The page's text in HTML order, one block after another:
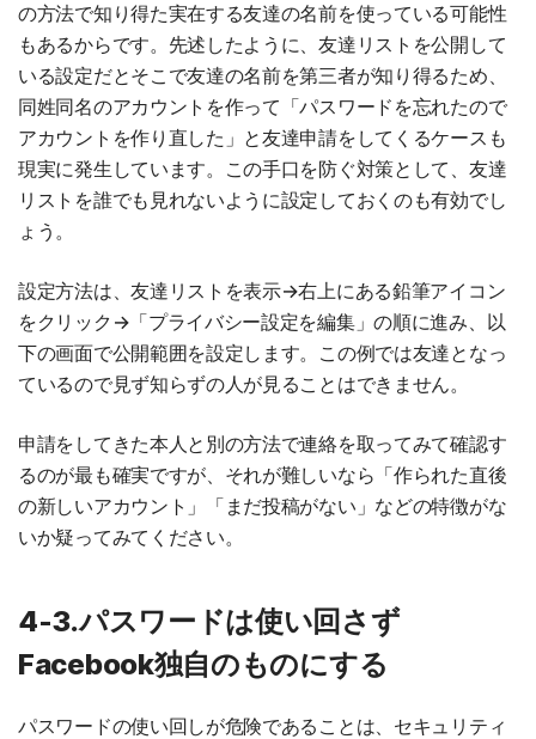
の方法で知り得た実在する友達の名前を使っている可能性
もあるからです。先述したように、友達リストを公開して
いる設定だとそこで友達の名前を第三者が知り得るため、
同姓同名のアカウントを作って「パスワードを忘れたので
アカウントを作り直した」と友達申請をしてくるケースも
現実に発生しています。この手口を防ぐ対策として、友達
リストを誰でも見れないように設定しておくのも有効でし
ょう。
設定方法は、友達リストを表示→右上にある鉛筆アイコン
をクリック→「プライバシー設定を編集」の順に進み、以
下の画面で公開範囲を設定します。この例では友達となっ
ているので見ず知らずの人が見ることはできません。
申請をしてきた本人と別の方法で連絡を取ってみて確認す
るのが最も確実ですが、それが難しいなら「作られた直後
の新しいアカウント」「まだ投稿がない」などの特徴がな
いか疑ってみてください。
4-3.パスワードは使い回さず
Facebook独自のものにする
パスワードの使い回しが危険であることは、セキュリティ